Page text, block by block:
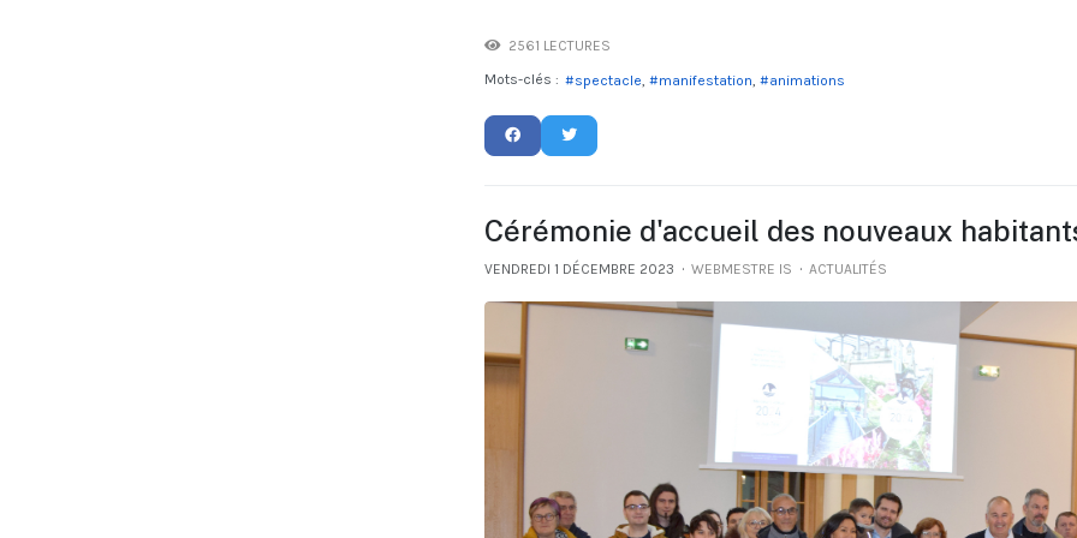
2561 LECTURES
Mots-clés :
spectacle manifestation animations
Cérémonie d'accueil des nouveaux
VENDREDI 1 DÉCEMBRE 2023 WEBMESTRE IS ACTUALITÉS